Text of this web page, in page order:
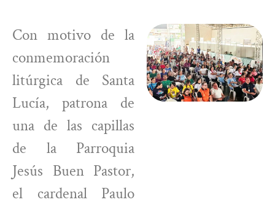
Con motivo de la
conmemoración
litúrgica de Santa
Lucía, patrona de
una de las capillas
de la Parroquia
Jesús Buen Pastor,
el cardenal Paulo